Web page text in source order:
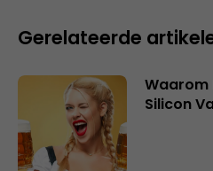
Gerelateerde
Waarom
Silicon